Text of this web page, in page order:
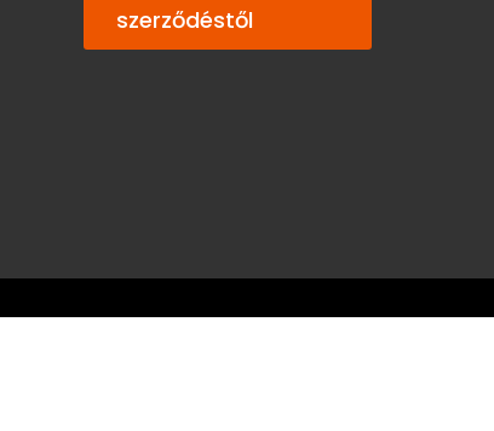
szerződéstől